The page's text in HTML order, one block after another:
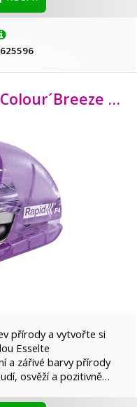
Rapid mini sešívačka Colour´Breeze F4, levandulová
přírody a vytvořte si
Esselte
a zářivé barvy přírody
osvěží a pozitivně…